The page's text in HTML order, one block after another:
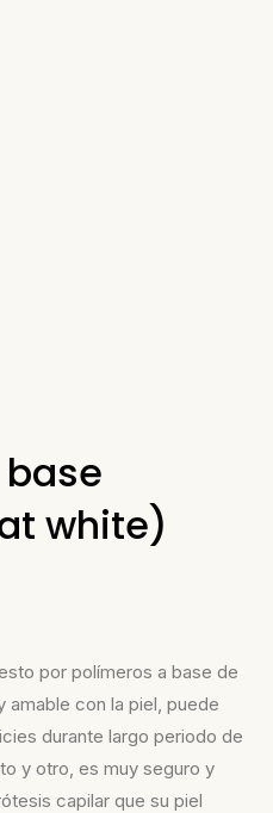
white)
por polímeros a base de
amable con la piel, puede
durante largo periodo de
y otro, es muy seguro y
capilar que su piel